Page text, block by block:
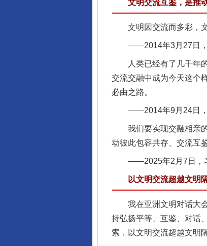
文明交流互鉴，是推动
文明因交流而多彩，文
——2014年3月27日，
人类已经有了几千年的
交流交融中成为今天这个
必由之路。
——2014年9月24日，习
我们要实现交融相亲的
动彼此包容共存、交流互
——2025年2月7日，习
以文明交流超越文明隔
我在亚洲文明对话大会
持弘扬平等、互鉴、对话
索，以文明交流超越文明